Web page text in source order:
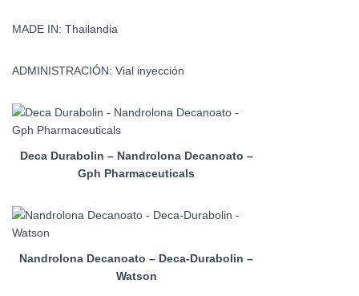
MADE IN: Thailandia
ADMINISTRACIÓN: Vial inyección
Deca Durabolin – Nandrolona Decanoato –
Gph Pharmaceuticals
Nandrolona Decanoato – Deca-Durabolin –
Watson